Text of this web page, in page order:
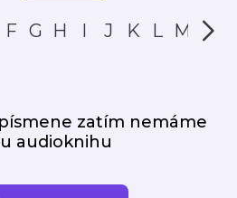
F G H I J K L M N
zatím nemáme
audioknihu